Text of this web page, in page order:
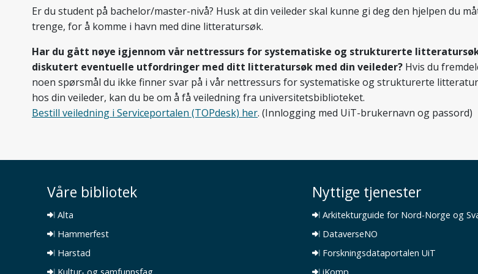
Er du student på bachelor/master-nivå? Husk at din veileder skal kunne gi deg den hjelpen du
trenge, for å komme i havn med dine litteratursøk.
Har du gått nøye igjennom vår nettressurs for systematiske og strukturerte
diskutert eventuelle utfordringer med ditt litteratursøk med din veileder? Hvis du
noen spørsmål du ikke finner svar på i vår nettressurs for systematiske og strukturerte
hos din veileder, kan du be om å få veiledning fra universitetsbiblioteket.
Bestill veiledning i Serviceportalen (TOPdesk) her. (Innlogging med UiT-brukernavn og passord)
Våre bibliotek
Alta
Hammerfest
Harstad
Nyttige tjenester
Arkitekturguide for Nord-Norge og
DataverseNO
Forskningsdataportalen UiT